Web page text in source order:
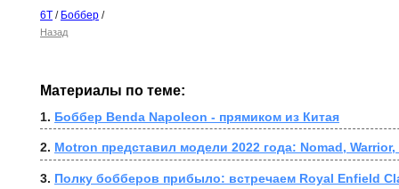
6T / Боббер /
Назад
Материалы по теме:
1. Боббер Benda Napoleon - прямиком из Китая
2. Motron представил модели 2022 года: Nomad,
3. Полку бобберов прибыло: встречаем Royal Enfield